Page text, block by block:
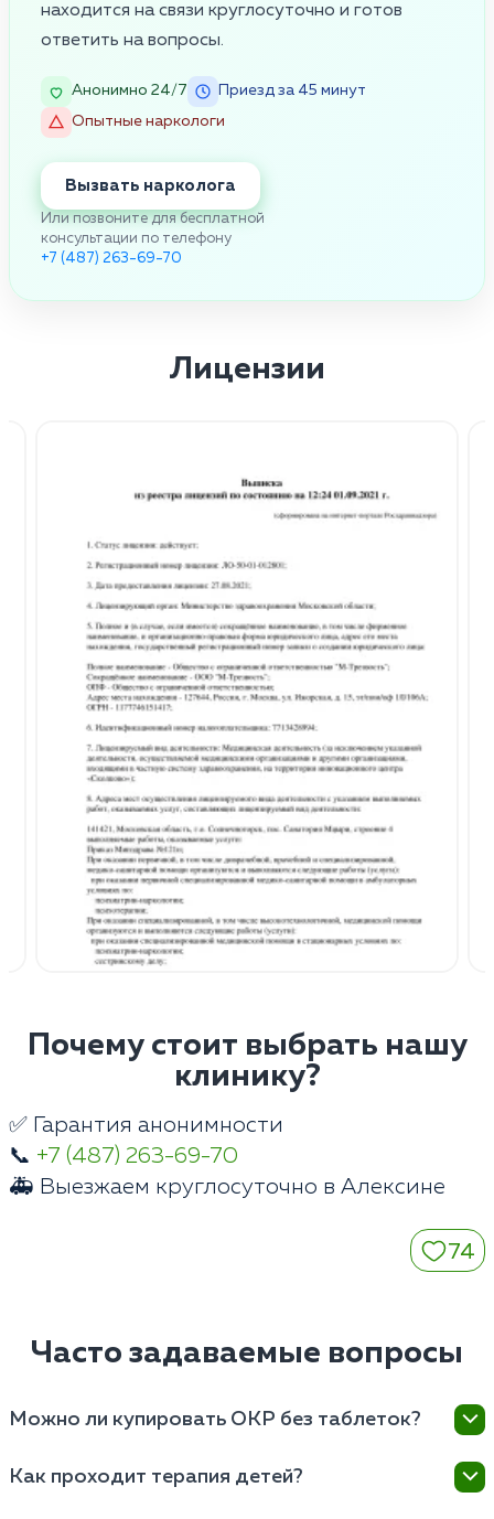
находится на связи круглосуточно и готов
ответить на вопросы.
Анонимно 24/7
Приезд за 45 минут
Опытные наркологи
Вызвать нарколога
Или позвоните для бесплатной
консультации по телефону
+7 (487) 263-69-70
Лицензии
Почему стоит выбрать нашу
клинику?
✅ Гарантия анонимности
📞 +7 (487) 263-69-70
🚑 Выезжаем круглосуточно в Алексине
74
Часто задаваемые вопросы
Можно ли купировать ОКР без таблеток?
нейромедиаторного обмена мозга изолированная
Как проходит терапия детей?